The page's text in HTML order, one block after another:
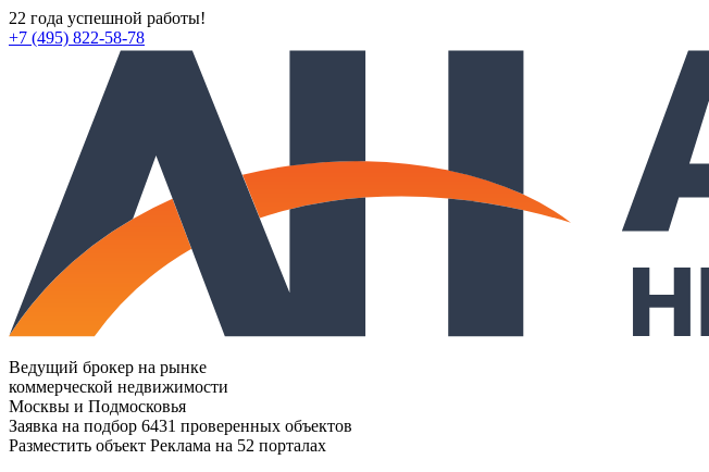
22 года успешной работы!
+7 (495) 822-58-78
Ведущий брокер на рынке
коммерческой недвижимости
Москвы и Подмосковья
Заявка на подбор 6431 проверенных объектов
Разместить объект Реклама на 52 порталах